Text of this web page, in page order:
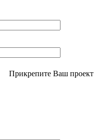
Прикрепите Ваш проект